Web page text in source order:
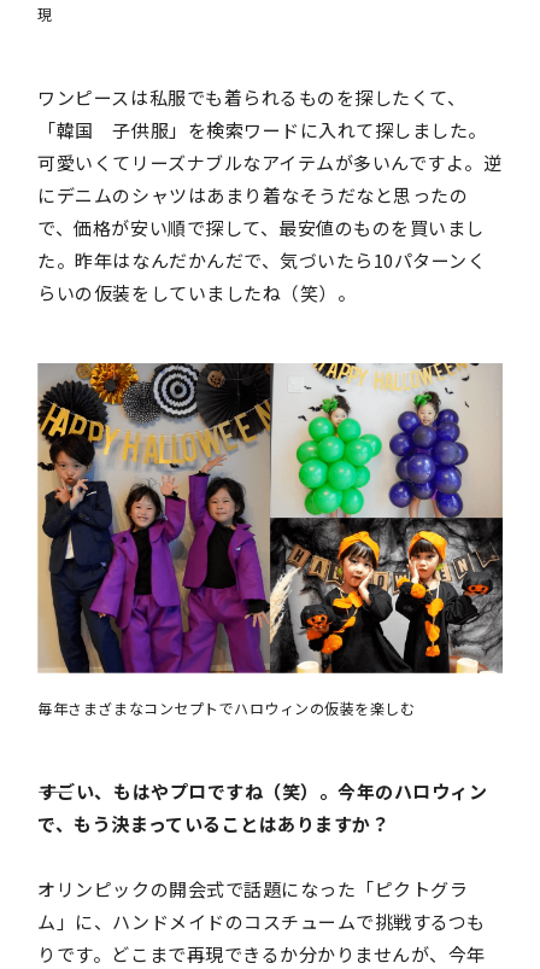
現
ワンピースは私服でも着られるものを探したくて、
「韓国 子供服」を検索ワードに入れて探しました。
可愛いくてリーズナブルなアイテムが多いんですよ。逆
にデニムのシャツはあまり着なそうだなと思ったの
で、価格が安い順で探して、最安値のものを買いまし
た。昨年はなんだかんだで、気づいたら10パターンく
らいの仮装をしていましたね（笑）。
毎年さまざまなコンセプトでハロウィンの仮装を楽しむ
――すごい、もはやプロですね（笑）。今年のハロウィン
で、もう決まっていることはありますか？
オリンピックの開会式で話題になった「ピクトグラ
ム」に、ハンドメイドのコスチュームで挑戦するつも
りです。どこまで再現できるか分かりませんが、今年